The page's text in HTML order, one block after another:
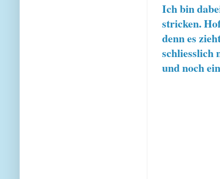
Ich bin
stricken.
denn es
schliesslich
und noch